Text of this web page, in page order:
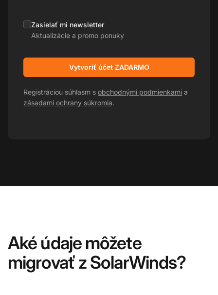
Zasielať mi newsletter
Aktualizácie a promo ponuky
Vytvoriť účet ZADARMO
Registráciou súhlasm s obchodnými podmienkami a
zásadami ochrany súkromia.
Aké údaje môžete
migrovať z SolarWinds?